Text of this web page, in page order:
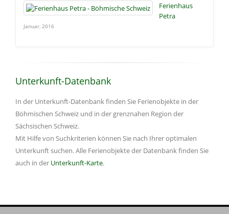
Ferienhaus
Petra
Januar, 2016
Unterkunft-Datenbank
In der Unterkunft-Datenbank finden Sie Ferienobjekte in der
Böhmischen Schweiz und in der grenznahen Region der
Sächsischen Schweiz.
Mit Hilfe von Suchkriterien können Sie nach Ihrer optimalen
Unterkunft suchen. Alle Ferienobjekte der Datenbank finden Sie
auch in der Unterkunft-Karte.